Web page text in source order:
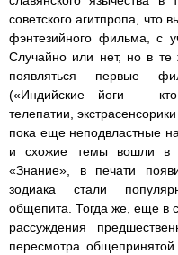
советского агитпропа, что
фэнтезийного фильма, с
Случайно или нет, но в те
появляться первые
(«Индийские йоги –
телепатии,
пока еще неподвластные
и схожие темы вошли в
«Знание», в печати
зодиака стали
общепита. Тогда же, еще в
рассуждения
пересмотра общепринятой